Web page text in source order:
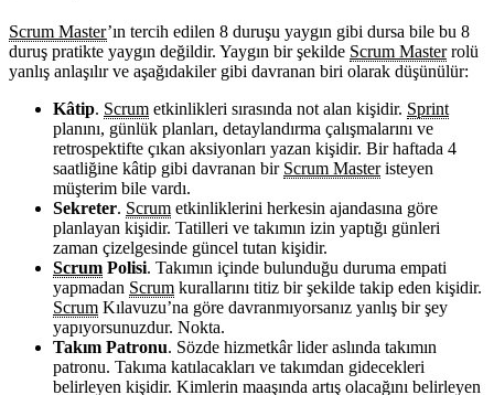
Scrum Master’ın tercih edilen 8 duruşu yaygın gibi dursa bile bu 8
duruş pratikte yaygın değildir. Yaygın bir şekilde Scrum Masterrolü
yanlış anlaşılır ve aşağıdakiler gibi davranan biri olarak düşünülür:
Kâtip. Scrum etkinlikleri sırasında not alan kişidir. Sprint
planını, günlük planları, detaylandırma çalışmalarını ve
retrospektifte çıkan aksiyonları yazan kişidir. Bir haftada 4
saatliğine kâtip gibi davranan bir Scrum Masteristeyen
müşterim bile vardı.
Sekreter. Scrum etkinliklerini herkesin ajandasına göre
planlayan kişidir. Tatilleri ve takımın izin yaptığı günleri
zaman çizelgesinde güncel tutan kişidir.
Scrum Polisi. Takımın içinde bulunduğu duruma empati
yapmadan Scrum kurallarını titiz bir şekilde takip eden kişidir.
Scrum Kılavuzu’na göre davranmıyorsanız yanlış bir şey
yapıyorsunuzdur. Nokta.
Takım Patronu. Sözde hizmetkâr lider aslında takımın
patronu. Takıma katılacakları ve takımdan gidecekleri
belirleyen kişidir. Kimlerin maaşında artış olacağını belirleyen